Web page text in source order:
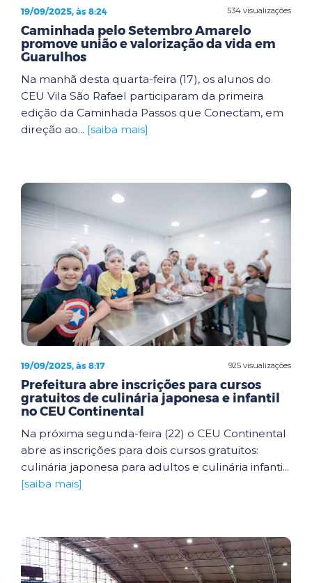
534 visualizações
19/09/2025, às 8:24
Caminhada pelo Setembro Amarelo
promove união e valorização da vida em
Guarulhos
Na manhã desta quarta-feira (17), os alunos do
CEU Vila São Rafael participaram da primeira
edição da Caminhada Passos que Conectam, em
direção ao... [saiba mais]
925 visualizações
19/09/2025, às 8:17
Prefeitura abre inscrições para cursos
gratuitos de culinária japonesa e infantil
no CEU Continental
Na próxima segunda-feira (22) o CEU Continental
abre as inscrições para dois cursos gratuitos:
culinária japonesa para adultos e culinária infanti...
[saiba mais]